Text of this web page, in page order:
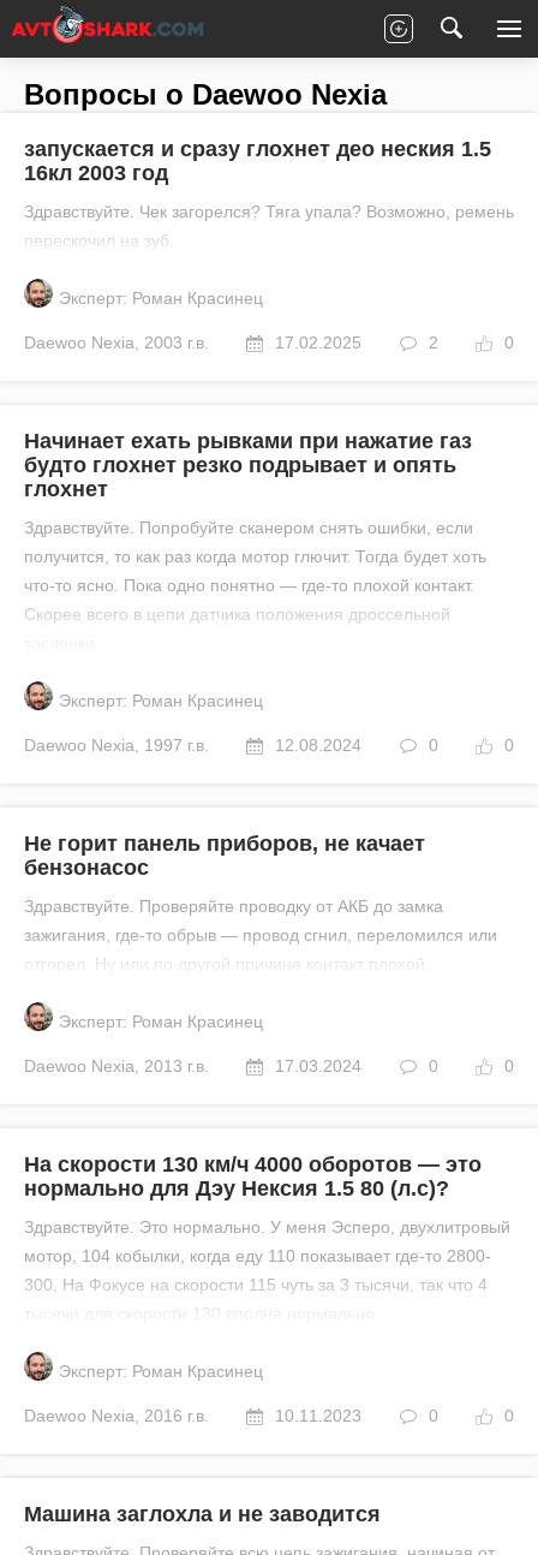
Главная Все вопросы Nexia
Вопросы о Daewoo Nexia
запускается и сразу глохнет део неския 1.5
16кл 2003 год
Здравствуйте. Чек загорелся? Тяга упала? Возможно, ремень
перескочил на зуб.
Эксперт: Роман Красинец
Daewoo Nexia 2003 г.в. 17.02.2025 2 0
Начинает ехать рывками при нажатие газ
будто глохнет резко подрывает и опять
глохнет
Здравствуйте. Попробуйте сканером снять ошибки, если
получится, то как раз когда мотор глючит. Тогда будет хоть
что-то ясно. Пока одно понятно — где-то плохой контакт.
Скорее всего в цепи датчика положения дроссельной
Эксперт: Роман Красинец
Daewoo Nexia 1997 г.в. 12.08.2024 0 0
Не горит панель приборов, не качает
бензонасос
Здравствуйте. Проверяйте проводку от АКБ до замка
зажигания, где-то обрыв — провод сгнил, переломился или
отгорел. Ну или по другой причине контакт плохой.
Эксперт: Роман Красинец
Daewoo Nexia 2013 г.в. 17.03.2024 0 0
На скорости 130 км/ч 4000 оборотов — это
нормально для Дэу Нексия 1.5 80 (л.с)?
Здравствуйте. Это нормально. У меня Эсперо, двухлитровый
мотор, 104 кобылки, когда еду 110 показывает где-то 2800-
300, На Фокусе на скорости 115 чуть за 3 тысячи, так что 4
тысячи для скорости 130 вполне нормально.
Эксперт: Роман Красинец
Daewoo Nexia 2016 г.в. 10.11.2023 0 0
Машина заглохла и не заводится